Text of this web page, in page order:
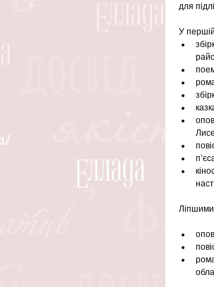
для
У
Ліпшими